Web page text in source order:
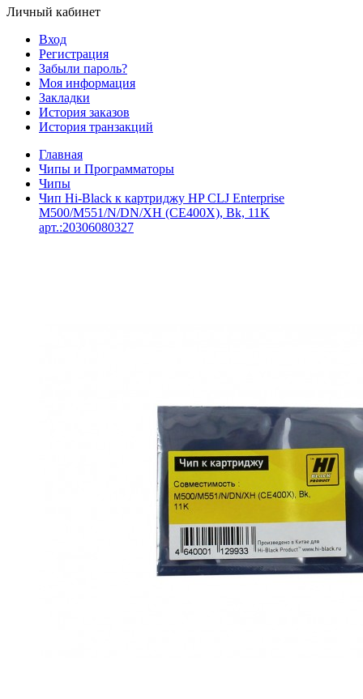
Личный кабинет
Вход
Регистрация
Забыли пароль?
Моя информация
Закладки
История заказов
История транзакций
Главная
Чипы и Программаторы
Чипы
Чип Hi-Black к картриджу HP CLJ Enterprise
M500/M551/N/DN/XH (CE400X), Bk, 11K
арт.:20306080327